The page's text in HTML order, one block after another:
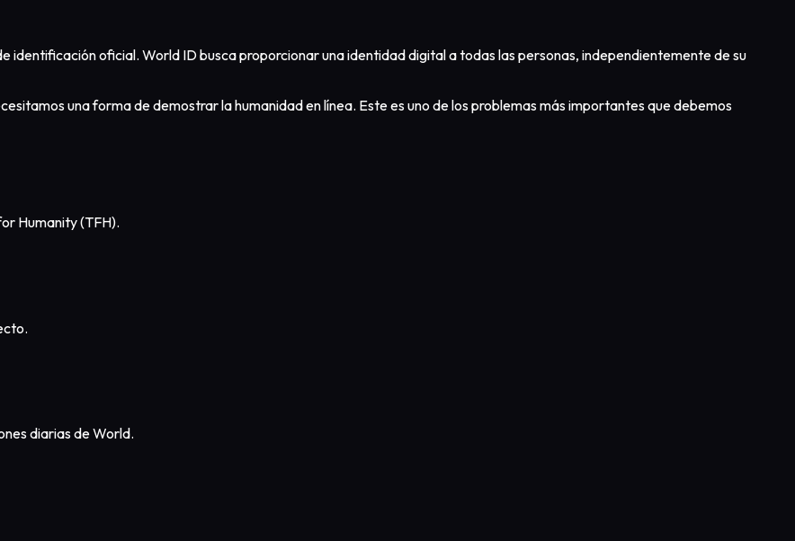
identificación oficial. World ID busca proporcionar una identidad digital a todas las personas, independientemente de su
una forma de demostrar la humanidad en línea. Este es uno de los problemas más importantes que debemos
Humanity (TFH).
diarias de World.